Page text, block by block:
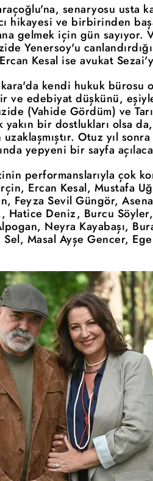
senaryosu usta
hikayesi ve birbirinden
gelmek için gün sayıyor.
Yenersoy'u
Kesal ise avukat
kendi hukuk bürosu
ve edebiyat düşkünü,
(Vahide Gördüm) ve
yakın bir dostlukları olsa
Otuz yıl
yepyeni bir sayfa
performanslarıyla çok
Ercan Kesal, Mustafa
Feyza Sevil Güngör,
Hatice Deniz, Burcu
Neyra Kayabaşı,
Masal Ayşe Gencer,